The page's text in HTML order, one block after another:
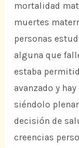
mortalidad
muertes
personas
alguna que
estaba
avanzado y
siéndolo
decisión de
creencias